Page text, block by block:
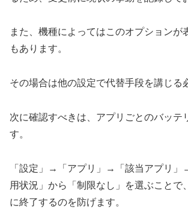
また、機種によってはこのオプションが
もあります。
その場合は他の設定で代替手段を講じる
次に確認すべきは、アプリごとのバッテ
す。
「設定」→「アプリ」→「該当アプリ」
用状況」から「制限なし」を選ぶことで
に終了するのを防げます。